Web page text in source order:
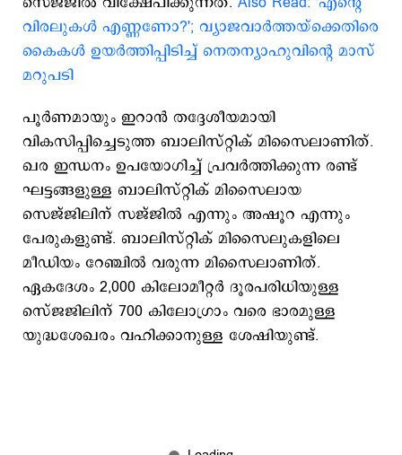
വിരലുകൾ എണ്ണണോ?'; വ്യാജവാര്‍ത്തയ്‌ക്കെതിരെ
കൈകൾ ഉയർത്തിപ്പിടിച്ച് നെതന്യാഹുവിന്റെ മാസ്
മറുപടി
പൂര്‍ണമായും ഇറാന്‍ തദ്ദേശീയമായി
വികസിപ്പിച്ചെടുത്ത ബാലിസ്റ്റിക് മിസൈലാണിത്.
ഖര ഇന്ധനം ഉപയോഗിച്ച് പ്രവര്‍ത്തിക്കുന്ന രണ്ട്
ഘട്ടങ്ങളുള്ള ബാലിസ്റ്റിക് മിസൈലായ
സെജ്ജിലിന് സജ്ജില്‍ എന്നും അഷൂറ എന്നും
പേരുകളുണ്ട്. ബാലിസ്റ്റിക് മിസൈലുകളിലെ
മീഡിയം റേഞ്ചില്‍ വരുന്ന മിസൈലാണിത്.
ഏകദേശം 2,000 കിലോമീറ്റർ ദൂരപരിധിയുള്ള
സെ്ജജിലിന് 700 കിലോഗ്രാം വരെ ഭാരമുള്ള
യുദ്ധശേഖരം വഹിക്കാനുള്ള ശേഷിയുണ്ട്.